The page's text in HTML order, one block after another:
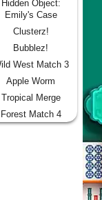
Hidden Object:
Emily's Case
Clusterz!
Bubblez!
West Match 3
Apple Worm
Tropical Merge
Forest Match 4